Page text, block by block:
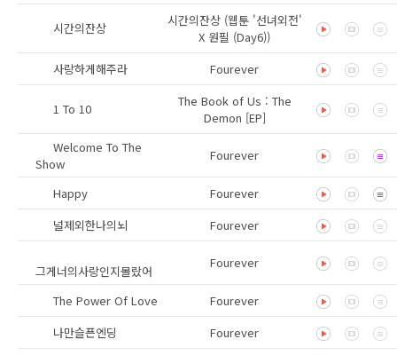
시간의잔상
시간의잔상 (웹툰 '선녀외전'
X 원필 (Day6))
사랑하게해주라
Fourever
1 To 10
The Book of Us : The
Demon [EP]
Welcome To The
Show
Fourever
Happy
Fourever
널제외한나의뇌
Fourever
그게너의사랑인지몰랐어
Fourever
The Power Of Love
Fourever
나만슬픈엔딩
Fourever